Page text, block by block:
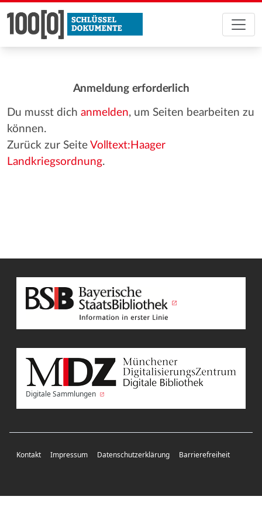
Anmeldung erforderlich
Du musst dich anmelden, um Seiten bearbeiten zu
können.
Zurück zur Seite Volltext:Haager
Landkriegsordnung.
Digitale Sammlungen
Kontakt Impressum Datenschutzerklärung Barrierefreiheit